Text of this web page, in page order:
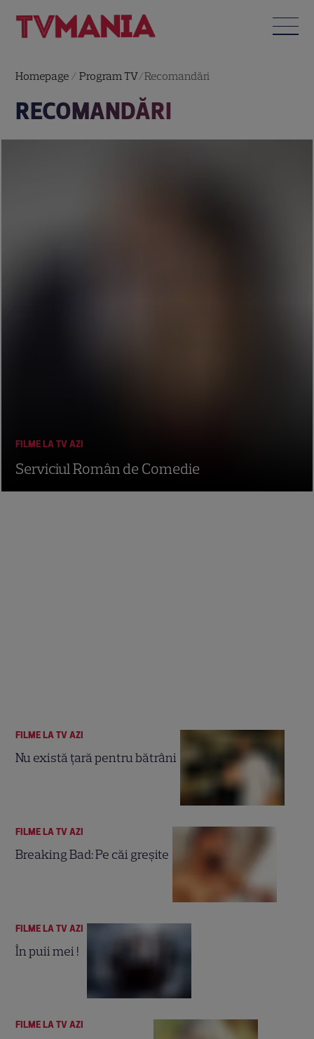
Homepage /Program TV/Recomandări
RECOMANDĂRI
FILME LA TV AZI
Nu există ţară pentru bătrâni
FILME LA TV AZI
Breaking Bad: Pe căi greşite
FILME LA TV AZI
În puii mei !
FILME LA TV AZI
FILME LA TV AZI
Serviciul Român de Comedie